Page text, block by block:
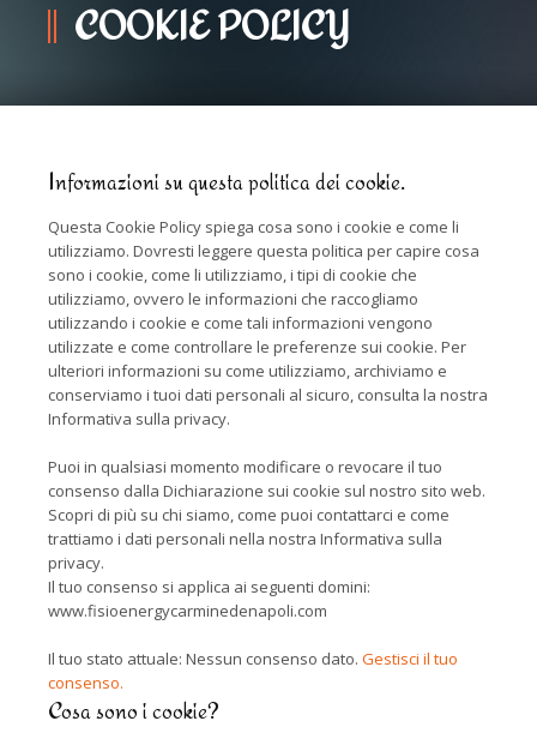
COOKIE POLICY
Informazioni su questa politica dei cookie.
Questa Cookie Policy spiega cosa sono i cookie e come li
utilizziamo. Dovresti leggere questa politica per capire cosa
sono i cookie, come li utilizziamo, i tipi di cookie che
utilizziamo, ovvero le informazioni che raccogliamo
utilizzando i cookie e come tali informazioni vengono
utilizzate e come controllare le preferenze sui cookie. Per
ulteriori informazioni su come utilizziamo, archiviamo e
conserviamo i tuoi dati personali al sicuro, consulta la nostra
Informativa sulla privacy.
Puoi in qualsiasi momento modificare o revocare il tuo
consenso dalla Dichiarazione sui cookie sul nostro sito web.
Scopri di più su chi siamo, come puoi contattarci e come
trattiamo i dati personali nella nostra Informativa sulla
privacy.
Il tuo consenso si applica ai seguenti domini:
www.fisioenergycarminedenapoli.com
Il tuo stato attuale: Nessun consenso dato. Gestisci il tuo
consenso.
Cosa sono i cookie?